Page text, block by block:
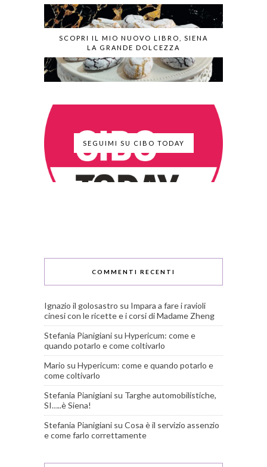
SCOPRI IL MIO NUOVO LIBRO, SIENA
LA GRANDE DOLCEZZA
SEGUIMI SU CIBO TODAY
COMMENTI RECENTI
Ignazio il golosastro su Impara a fare i ravioli
cinesi con le ricette e i corsi di Madame Zheng
Stefania Pianigiani su Hypericum: come e
quando potarlo e come coltivarlo
Mario su Hypericum: come e quando potarlo e
come coltivarlo
Stefania Pianigiani su Targhe automobilistiche,
SI…..è Siena!
Stefania Pianigiani su Cosa è il servizio assenzio
e come farlo correttamente